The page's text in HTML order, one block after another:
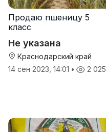
Продаю пшеницу 5
класс
Не указана
Краснодарский край
14 сен 2023, 14:01 • 2 025